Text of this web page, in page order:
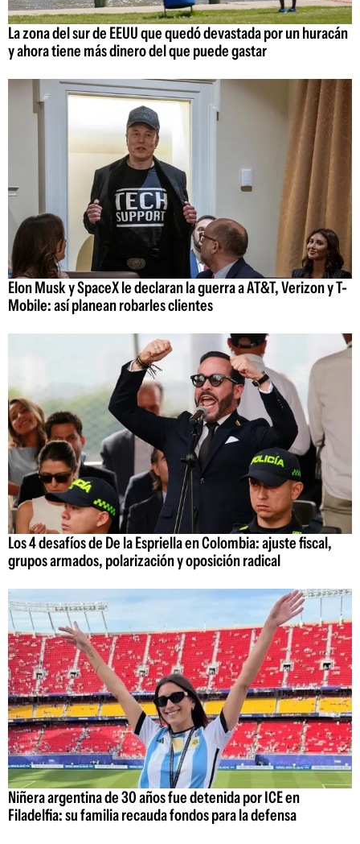
La zona del sur de EEUU que quedó devastada por un huracán
y ahora tiene más dinero del que puede gastar
Elon Musk y SpaceX le declaran la guerra a AT&T, Verizon y T-
Mobile: así planean robarles clientes
Los 4 desafíos de De la Espriella en Colombia: ajuste fiscal,
grupos armados, polarización y oposición radical
Niñera argentina de 30 años fue detenida por ICE en
Filadelfia: su familia recauda fondos para la defensa